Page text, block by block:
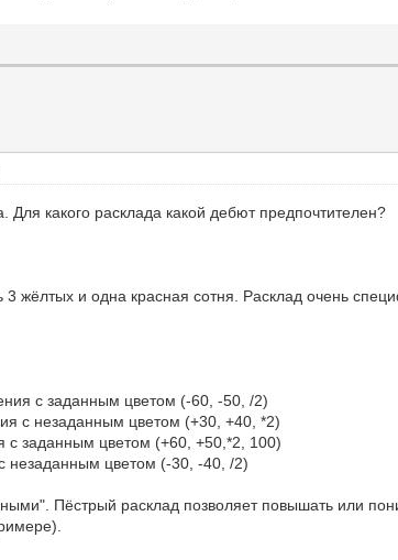
какого расклада какой дебют предпочтителен?
и одна красная сотня. Расклад очень
с заданным цветом (-60, -50, /2)
с незаданным цветом (+30, +40, *2)
с заданным цветом (+60, +50,*2, 100)
незаданным цветом (-30, -40, /2)
Пёстрый расклад позволяет повышать или